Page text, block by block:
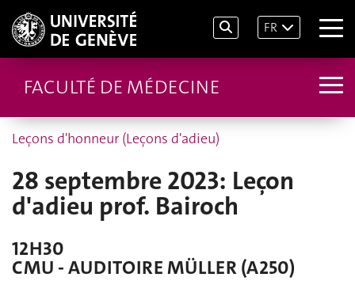
FR
FACULTÉ DE MÉDECINE
Leçons d'honneur (Leçons d'adieu)
28 septembre 2023: Leçon
d'adieu prof. Bairoch
12H30
CMU - AUDITOIRE MÜLLER (A250)